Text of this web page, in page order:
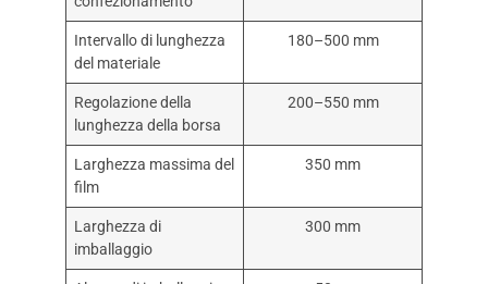
Intervallo di lunghezza
del materiale
180–500 mm
Regolazione della
lunghezza della borsa
200–550 mm
Larghezza massima del
film
350 mm
Larghezza di
imballaggio
300 mm